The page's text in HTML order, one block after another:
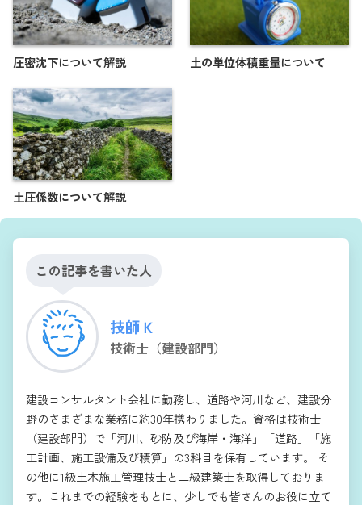
圧密沈下について解説 土の単位体積重量について
土圧係数について解説
この記事を書いた人
技師Ｋ
技術士（建設部門）
建設コンサルタント会社に勤務し、道路や河川など、建設分
野のさまざまな業務に約30年携わりました。資格は技術士
（建設部門）で「河川、砂防及び海岸・海洋」「道路」「施
工計画、施工設備及び積算」の3科目を保有しています。 そ
の他に1級土木施工管理技士と二級建築士を取得しておりま
す。これまでの経験をもとに、少しでも皆さんのお役に立て